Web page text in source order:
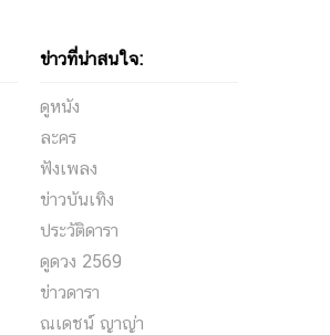
ข่าวที่น่าสนใจ:
ดูหนัง
ละคร
ฟังเพลง
ข่าวบันเทิง
ประวัติดารา
ดูดวง 2569
ข่าวดารา
ณเดชน์ ญาญ่า